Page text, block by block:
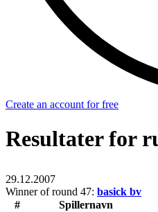
Create an account for free
Resultater for
29.12.2007
Winner of round 47: basick bv
#
Spillernavn